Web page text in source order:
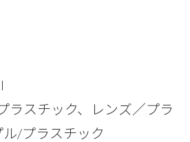
ラスチック、レンズ／プラ
/プラスチック